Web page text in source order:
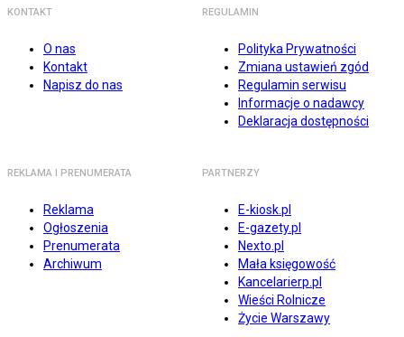
KONTAKT
O nas
Kontakt
Napisz do nas
REGULAMIN
Polityka Prywatności
Zmiana ustawień zgód
Regulamin serwisu
Informacje o nadawcy
Deklaracja dostępności
REKLAMA I PRENUMERATA
Reklama
Ogłoszenia
Prenumerata
Archiwum
PARTNERZY
E-kiosk.pl
E-gazety.pl
Nexto.pl
Mała księgowość
Kancelarierp.pl
Wieści Rolnicze
Życie Warszawy